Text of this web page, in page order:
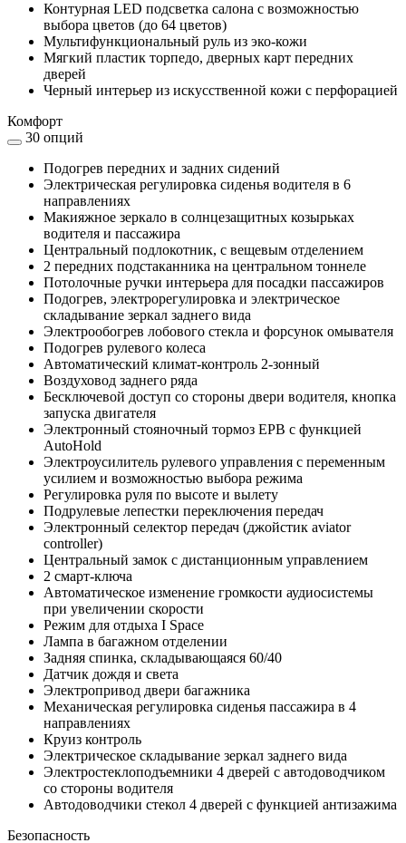
Контурная LED подсветка салона с возможностью
выбора цветов (до 64 цветов)
Мультифункциональный руль из эко-кожи
Мягкий пластик торпедо, дверных карт передних
дверей
Черный интерьер из искусственной кожи с перфорацией
Комфорт
30 опций
Подогрев передних и задних сидений
Электрическая регулировка сиденья водителя в 6
направлениях
Макияжное зеркало в солнцезащитных козырьках
водителя и пассажира
Центральный подлокотник, с вещевым отделением
2 передних подстаканника на центральном тоннеле
Потолочные ручки интерьера для посадки пассажиров
Подогрев, электрорегулировка и электрическое
складывание зеркал заднего вида
Электрообогрев лобового стекла и форсунок омывателя
Подогрев рулевого колеса
Автоматический климат-контроль 2-зонный
Воздуховод заднего ряда
Бесключевой доступ со стороны двери водителя, кнопка
запуска двигателя
Электронный стояночный тормоз EPB с функцией
AutoHold
Электроусилитель рулевого управления с переменным
усилием и возможностью выбора режима
Регулировка руля по высоте и вылету
Подрулевые лепестки переключения передач
Электронный селектор передач (джойстик aviator
controller)
Центральный замок с дистанционным управлением
2 смарт-ключа
Автоматическое изменение громкости аудиосистемы
при увеличении скорости
Режим для отдыха I Space
Лампа в багажном отделении
Задняя спинка, складывающаяся 60/40
Датчик дождя и света
Электропривод двери багажника
Механическая регулировка сиденья пассажира в 4
направлениях
Круиз контроль
Электрическое складывание зеркал заднего вида
Электростеклоподъемники 4 дверей с автодоводчиком
со стороны водителя
Автодоводчики стекол 4 дверей с функцией антизажима
Безопасность